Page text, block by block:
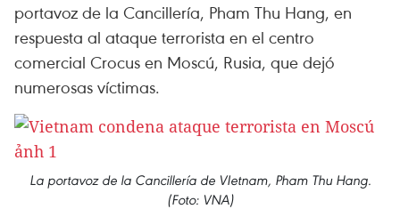
portavoz de la Cancillería, Pham Thu Hang, en
respuesta al ataque terrorista en el centro
comercial Crocus en Moscú, Rusia, que dejó
numerosas víctimas.
La portavoz de la Cancillería de VIetnam, Pham Thu Hang.
(Foto: VNA)